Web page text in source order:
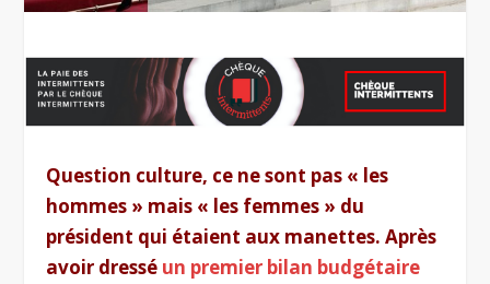
Question culture, ce ne sont pas « les
hommes » mais « les femmes » du
président qui étaient aux manettes. Après
avoir dressé un premier bilan budgétaire